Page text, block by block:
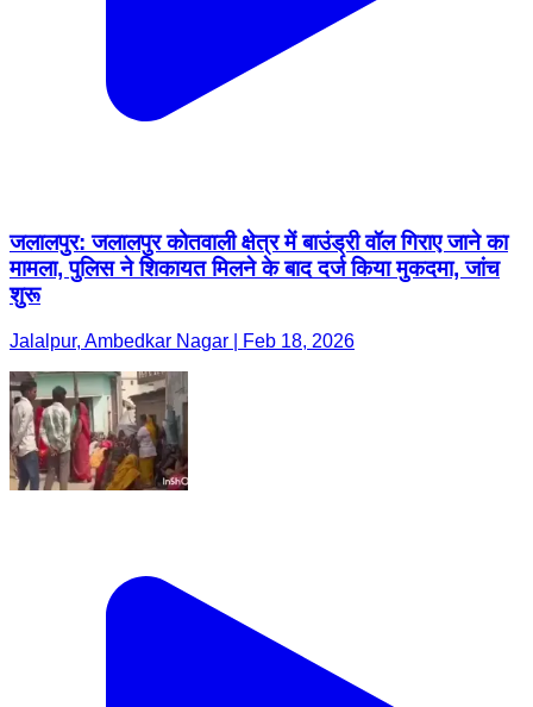
जलालपुर: जलालपुर कोतवाली क्षेत्र में बाउंड्री वॉल गिराए जाने का
मामला, पुलिस ने शिकायत मिलने के बाद दर्ज किया मुकदमा, जांच
शुरू
Jalalpur, Ambedkar Nagar | Feb 18, 2026